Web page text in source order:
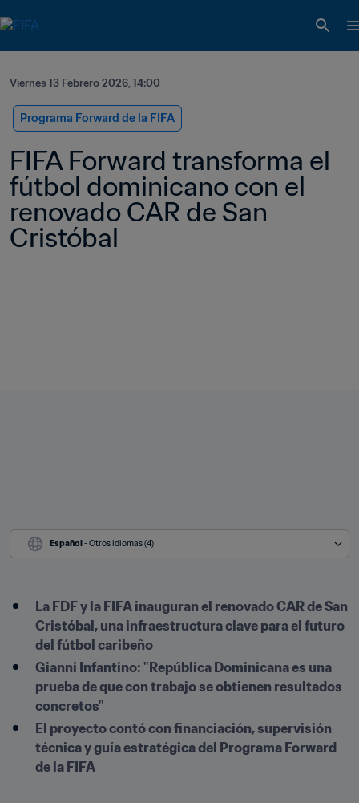
Viernes 13 Febrero 2026, 14:00
Programa Forward de la FIFA
FIFA Forward transforma el
fútbol dominicano con el
renovado CAR de San
Cristóbal
Español - Otros idiomas (4)
La FDF y la FIFA inauguran el renovado CAR de San
Cristóbal, una infraestructura clave para el futuro
del fútbol caribeño
Gianni Infantino: "República Dominicana es una
prueba de que con trabajo se obtienen resultados
concretos"
El proyecto contó con financiación, supervisión
técnica y guía estratégica del Programa Forward
de la FIFA